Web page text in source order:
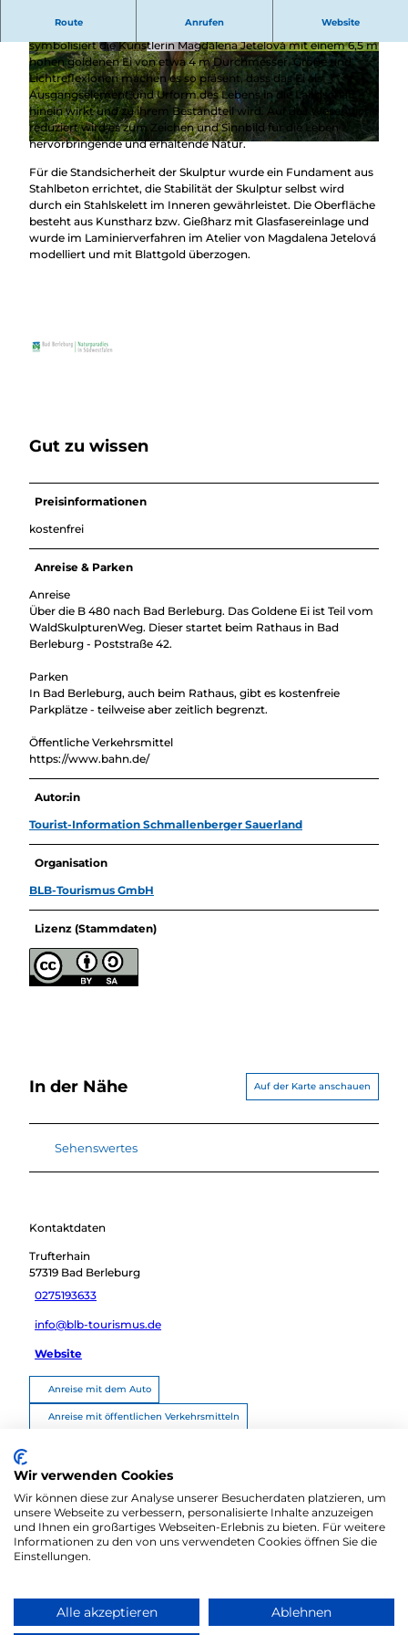
Camping &
Trekkingplätze
bei uns
unterwegs
© Schmallenberger Sauerland Tourismus |CC-BY-SA
© Tina Oelze, Schmallenberger Sauerland Touri
smus |CC-BY-SA
© Tina Oelze, Schmallenberger Sauerland Touri
smus, Klaus-Peter Kappest | CC-BY-SA
Route Anrufen Website
Die Entstehung des Lebens und dessen ewigen Kreislauf
symbolisiert die Künstlerin Magdalena Jetelová mit einem 6,5 m
hohen goldenen Ei von etwa 4 m Durchmesser. Größe und
Lichtreflexionen machen es so präsent, dass das Ei als
Ausgangselement und Urform des Lebens in die Landschaft
hinein wirkt und zu ihrem Bestandteil wird. Auf das Wesentliche
reduziert wird es zum Zeichen und Sinnbild für die Leben
hervorbringende und erhaltende Natur.
Für die Standsicherheit der Skulptur wurde ein Fundament aus
Stahlbeton errichtet, die Stabilität der Skulptur selbst wird
durch ein Stahlskelett im Inneren gewährleistet. Die Oberfläche
besteht aus Kunstharz bzw. Gießharz mit Glasfasereinlage und
wurde im Laminierverfahren im Atelier von Magdalena Jetelová
modelliert und mit Blattgold überzogen.
Gut zu wissen
Preisinformationen
kostenfrei
Anreise & Parken
Anreise
Über die B 480 nach Bad Berleburg. Das Goldene Ei ist Teil vom
WaldSkulpturenWeg. Dieser startet beim Rathaus in Bad
Berleburg - Poststraße 42.
Parken
In Bad Berleburg, auch beim Rathaus, gibt es kostenfreie
Parkplätze - teilweise aber zeitlich begrenzt.
Öffentliche Verkehrsmittel
https://www.bahn.de/
Autor:in
Tourist-Information Schmallenberger Sauerland
Organisation
BLB-Tourismus GmbH
Lizenz (Stammdaten)
In der Nähe Auf der Karte anschauen
Sehenswertes
Kontaktdaten
Trufterhain
57319 Bad Berleburg
0275193633
info@blb-tourismus.de
Website
Anreise mit dem Auto
Anreise mit öffentlichen Verkehrsmitteln
Wir verwenden Cookies
Wir können diese zur Analyse unserer Besucherdaten platzieren, um
unsere Webseite zu verbessern, personalisierte Inhalte anzuzeigen
und Ihnen ein großartiges Webseiten-Erlebnis zu bieten. Für weitere
Informationen zu den von uns verwendeten Cookies öffnen Sie die
Einstellungen.
Alle akzeptieren Ablehnen